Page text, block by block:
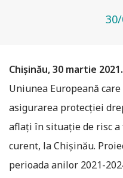
Chişinău, 30 martie 2021.
Uniunea Europeană
asigurarea protecţiei
aflaţi în situaţie de risc
curent, la Chişinău.
perioada anilor 2021-